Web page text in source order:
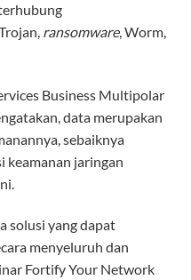
ransomware, Worm,
Business Multipolar
data merupakan
sebaiknya
keamanan jaringan
solusi yang dapat
menyeluruh dan
Fortify Your Network